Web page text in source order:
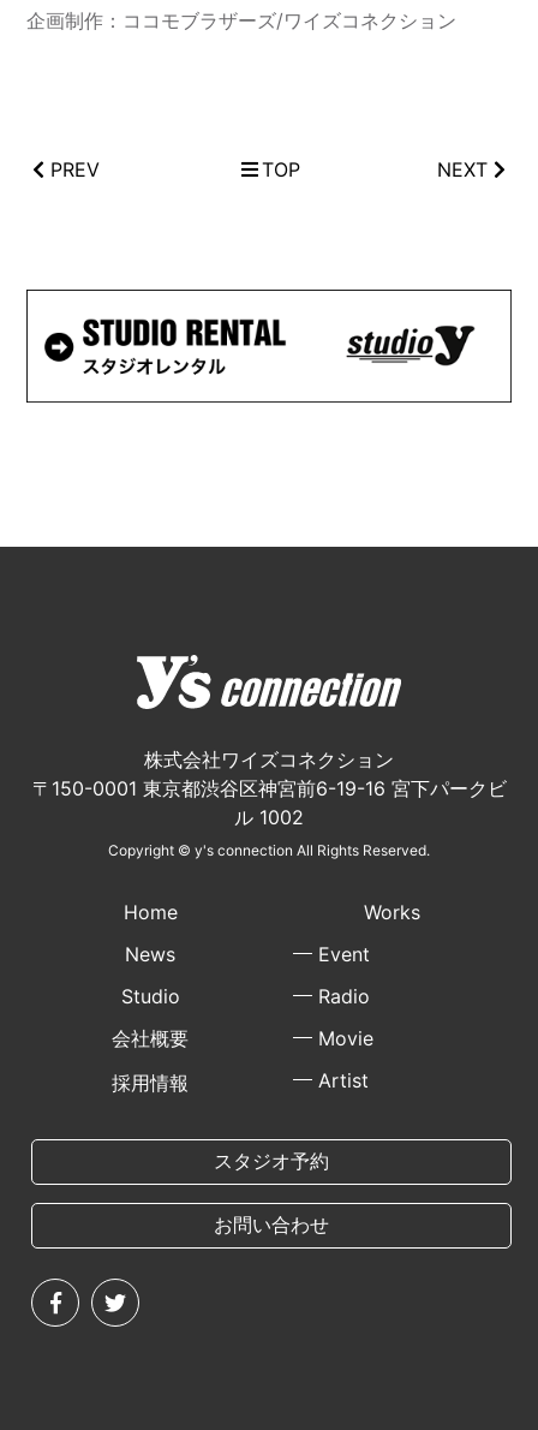
企画制作：ココモブラザーズ/ワイズコネクション
PREV TOP NEXT
株式会社ワイズコネクション
〒150-0001 東京都渋谷区神宮前6-19-16 宮下パークビ
ル 1002
Copyright © y's connection All Rights Reserved.
Home
News
Studio
会社概要
採用情報
Works
Event
Radio
Movie
Artist
スタジオ予約
お問い合わせ